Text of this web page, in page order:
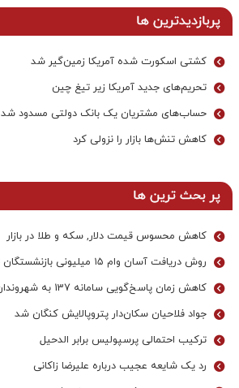
پربازدیدترین ها
کشتی اسکورت شده آمریکا زمین‌گیر شد
تحریم‌های جدید آمریکا زیر تیغ چین
حساب‌های مشتریان یک بانک‌ دولتی مسدود شد
کاهش تنش‌ها بازار را نزولی کرد
پر بحث ترین ها
کاهش محسوس قیمت دلار, سکه و طلا در بازار
روش دریافت آسان وام ۱۵ میلیونی بازنشستگان تامین اجتماعی
کاهش زمان پاسخ‌گویی سامانه 137 به شهروندان در سال ۱۴۰۱
جواد فلاحیان سکان‌دار پتروپالایش کنگان شد
ترکیب احتمالی پرسپولیس برابر الدحیل
رد یک شایعه عجیب درباره علیرضا زاکانی